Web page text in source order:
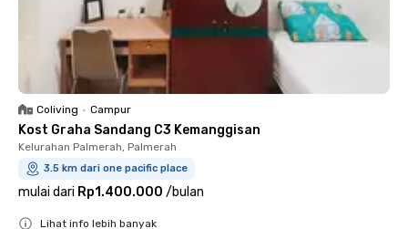
Coliving • Campur
Kost Graha Sandang C3 Kemanggisan
Kelurahan Palmerah, Palmerah
3.5 km dari one pacific place
mulai dari Rp1.400.000 /bulan
Lihat info lebih banyak